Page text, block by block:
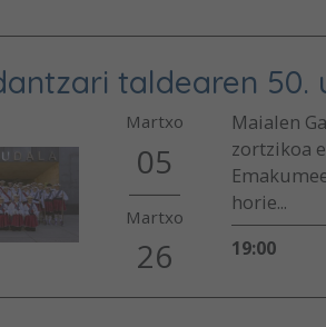
taldearen 50.
Martxo
05
Martxo
26
Maialen
zortzikoa
horie...
19:00